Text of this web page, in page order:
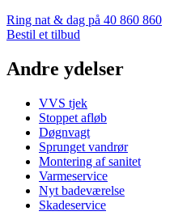
Ring nat & dag på 40 860 860
Bestil et tilbud
Andre ydelser
VVS tjek
Stoppet afløb
Døgnvagt
Sprunget vandrør
Montering af sanitet
Varmeservice
Nyt badeværelse
Skadeservice